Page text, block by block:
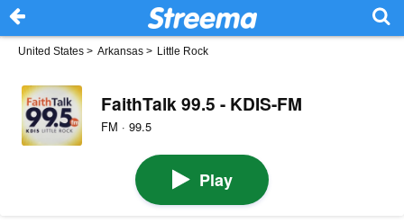
United States > Arkansas > Little Rock
FaithTalk 99.5 - KDIS-FM
FM · 99.5
Play